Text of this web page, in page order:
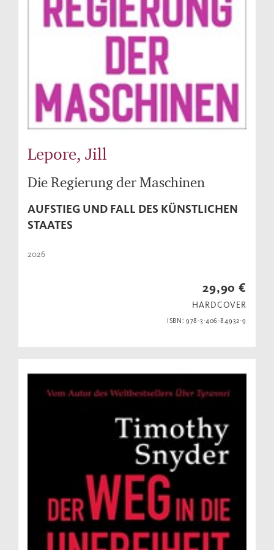
Lepore, Jill
Die Regierung der Maschinen
AUFSTIEG UND FALL DES KÜNSTLICHEN
STAATES
2026
29,90 €
HARDCOVER
ISBN: 978-3-406-84932-9